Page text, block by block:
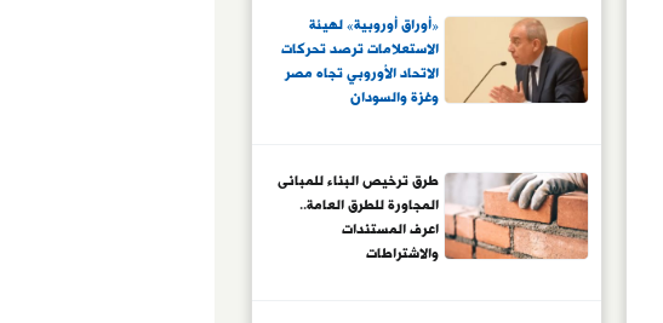
ليس الأفضل للضغط..
وهذه حقيقة ارتباط
الصابون السائل بالسرطان
«أوراق أوروبية» لهيئة
الاستعلامات ترصد تحركات
الاتحاد الأوروبي تجاه مصر
وغزة والسودان
طرق ترخيص البناء للمبانى
المجاورة للطرق العامة..
اعرف المستندات
والاشتراطات